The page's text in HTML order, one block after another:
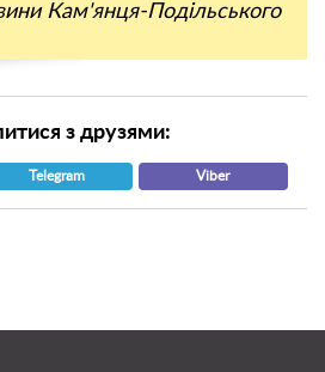
Кам'янця-Подільського
з друзями:
Telegram Viber